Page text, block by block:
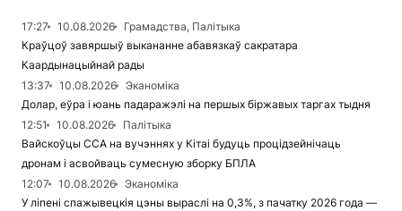
17:27 10.08.2026
Грамадства, Палітыка
Краўцоў завяршыў выкананне абавязкаў сакратара
Каардынацыйнай рады
13:37
10.08.2026
Эканоміка
Долар, еўра і юань падаражэлі на першых біржавых таргах тыдня
12:51
10.08.2026
Палітыка
Вайскоўцы ССА на вучэннях у Кітаі будуць процідзейнічаць
дронам і асвойваць сумесную зборку БПЛА
12:07
10.08.2026
Эканоміка
У ліпені спажывецкія цэны выраслі на 0,3%, з пачатку 2026 года —